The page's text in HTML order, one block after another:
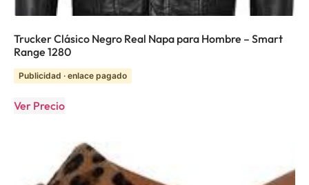
Trucker Clásico Negro Real Napa para Hombre – Smart
Range 1280
Publicidad · enlace pagado
Ver Precio